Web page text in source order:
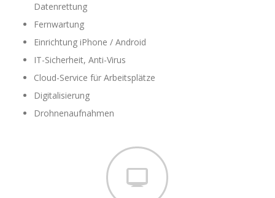
Datenrettung
Fernwartung
Einrichtung iPhone / Android
IT-Sicherheit, Anti-Virus
Cloud-Service für Arbeitsplätze
Digitalisierung
Drohnenaufnahmen